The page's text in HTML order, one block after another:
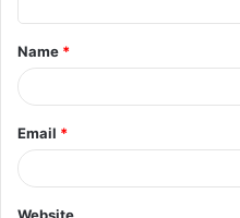
t
*
Name *
Email *